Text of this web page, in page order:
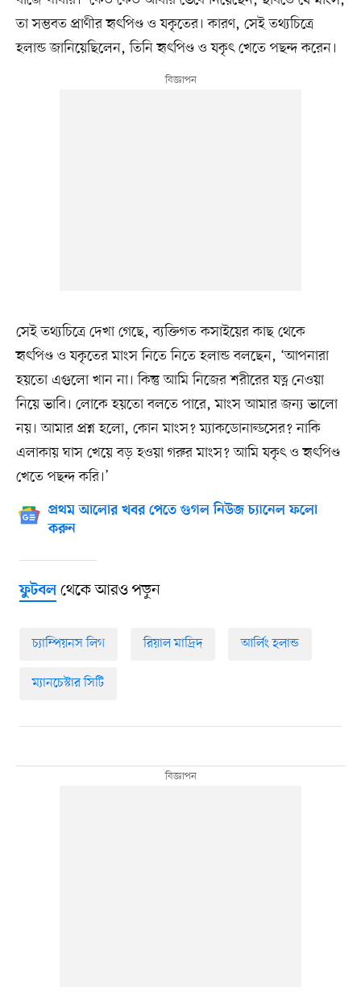
তা সম্ভবত প্রাণীর হৃৎপিণ্ড ও যকৃতের। কারণ, সেই তথ্যচিত্রে
হলান্ড জানিয়েছিলেন, তিনি হৃৎপিণ্ড ও যকৃৎ খেতে পছন্দ করেন।
সেই তথ্যচিত্রে দেখা গেছে, ব্যক্তিগত কসাইয়ের কাছ থেকে
হৃৎপিণ্ড ও যকৃতের মাংস নিতে নিতে হলান্ড বলছেন, ‘আপনারা
হয়তো এগুলো খান না। কিন্তু আমি নিজের শরীরের যত্ন নেওয়া
নিয়ে ভাবি। লোকে হয়তো বলতে পারে, মাংস আমার জন্য ভালো
নয়। আমার প্রশ্ন হলো, কোন মাংস? ম্যাকডোনাল্ডসের? নাকি
এলাকায় ঘাস খেয়ে বড় হওয়া গরুর মাংস? আমি যকৃৎ ও হৃৎপিণ্ড
খেতে পছন্দ করি।’
প্রথম আলোর খবর পেতে গুগল নিউজ চ্যানেল ফলো
করুন
ফুটবলথেকে আরও পড়ুন
চ্যাম্পিয়নস লিগ রিয়াল মাদ্রিদ আর্লিং হলান্ড
ম্যানচেস্টার সিটি